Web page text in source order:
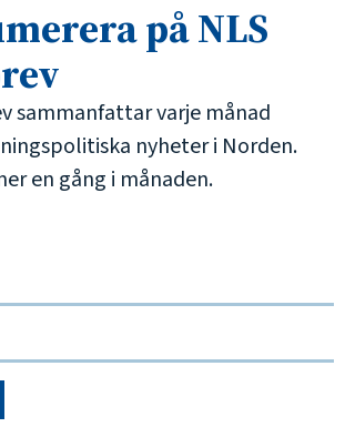
på NLS
sammanfattar varje månad
nyheter i Norden.
en gång i månaden.